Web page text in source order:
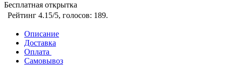
Бесплатная открытка
Рейтинг 4.15/5, голосов: 189.
Описание
Доставка
Оплата
Самовывоз